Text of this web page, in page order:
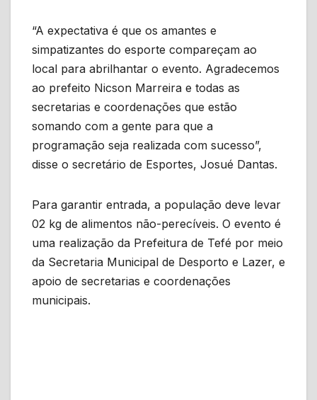
“A expectativa é que os amantes e
simpatizantes do esporte compareçam ao
local para abrilhantar o evento. Agradecemos
ao prefeito Nicson Marreira e todas as
secretarias e coordenações que estão
somando com a gente para que a
programação seja realizada com sucesso”,
disse o secretário de Esportes, Josué Dantas.
Para garantir entrada, a população deve levar
02 kg de alimentos não-perecíveis. O evento é
uma realização da Prefeitura de Tefé por meio
da Secretaria Municipal de Desporto e Lazer, e
apoio de secretarias e coordenações
municipais.